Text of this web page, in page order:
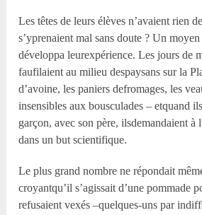
Les têtes de leurs élèves n’avaient rien
s’yprenaient mal sans doute ? Un
développa leurexpérience. Les jours de
faufilaient au milieu despaysans sur la
d’avoine, les paniers defromages, les
insensibles aux bousculades – etquand
garçon, avec son père, ilsdemandaient à
dans un but scientifique.
Le plus grand nombre ne répondait
croyantqu’il s’agissait d’une pommade
refusaient vexés –quelques-uns par